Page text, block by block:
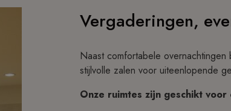
Vergaderingen,
Naast comfortabele
stijlvolle zalen voor uiteenlopende
Onze ruimtes zijn geschikt voor